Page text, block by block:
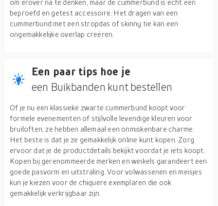
om erover na te denken, maar de cummerbund is echt een
beproefd en getest accessoire. Het dragen van een
cummerbund met een stropdas of skinny tie kan een
ongemakkelijke overlap creëren.
Een paar tips hoe je
een Buikbanden kunt bestellen
Of je nu een klassieke zwarte cummerbund koopt voor
formele evenementen of stijlvolle levendige kleuren voor
bruiloften, ze hebben allemaal een onmiskenbare charme.
Het beste is dat je ze gemakkelijk online kunt kopen. Zorg
ervoor dat je de productdetails bekijkt voordat je iets koopt.
Kopen bij gerenommeerde merken en winkels garandeert een
goede pasvorm en uitstraling. Voor volwassenen en meisjes
kun je kiezen voor de chiquere exemplaren die ook
gemakkelijk verkrijgbaar zijn.